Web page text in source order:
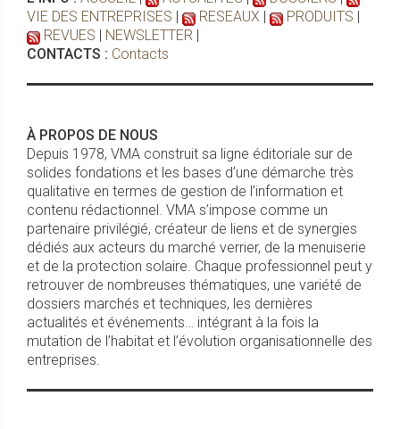
VIE DES ENTREPRISES | RESEAUX | PRODUITS |
REVUES | NEWSLETTER |
CONTACTS : Contacts
À PROPOS DE NOUS
Depuis 1978, VMA construit sa ligne éditoriale sur de
solides fondations et les bases d’une démarche très
qualitative en termes de gestion de l’information et
contenu rédactionnel. VMA s’impose comme un
partenaire privilégié, créateur de liens et de synergies
dédiés aux acteurs du marché verrier, de la menuiserie
et de la protection solaire. Chaque professionnel peut y
retrouver de nombreuses thématiques, une variété de
dossiers marchés et techniques, les dernières
actualités et événements… intégrant à la fois la
mutation de l’habitat et l’évolution organisationnelle des
entreprises.